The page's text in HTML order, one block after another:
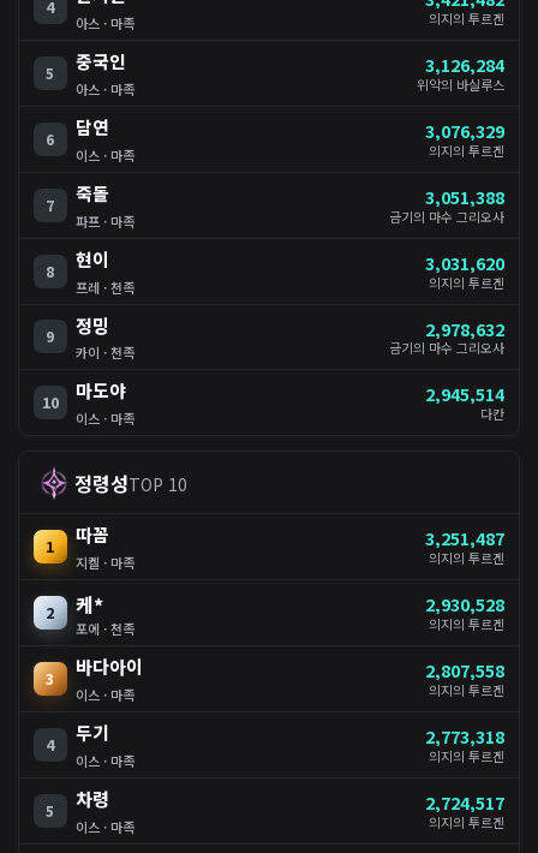
4
아스 · 마족 의지의 투르겐
5 중국인
아스 · 마족
3,126,284
위악의 바실루스
6 담연
이스 · 마족
3,076,329
의지의 투르겐
7 죽돌
파프 · 마족
3,051,388
금기의 마수 그리오사
8 현이
프레 · 천족
3,031,620
의지의 투르겐
9 정밍
카이 · 천족
2,978,632
금기의 마수 그리오사
10 마도야
이스 · 마족
2,945,514
다칸
정령성TOP 10
1 따꼼
지켈 · 마족
3,251,487
의지의 투르겐
2 케*
포에 · 천족
2,930,528
의지의 투르겐
3 바다아이
이스 · 마족
2,807,558
의지의 투르겐
4 두기
이스 · 마족
2,773,318
의지의 투르겐
5 차령
이스 · 마족
2,724,517
의지의 투르겐